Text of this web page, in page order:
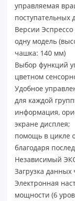
управляемая
поступательных
Версии
одну модель
чашка: 140 мм)
Выбор функций
цветном
Удобное
для каждой
информация,
экране дисплея;
помощь в цикле
благодаря
Независимый
Загрузка данных
Электронная
мощности (6